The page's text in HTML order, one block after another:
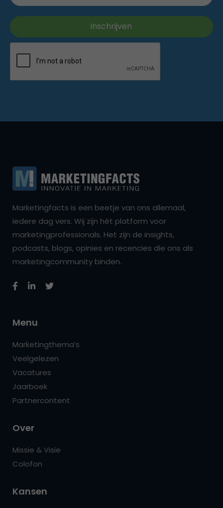
Marketingfacts is een beetje van ons allemaal,
iedere dag vers. Wij zijn hét platform voor
marketingprofessionals. Het zijn de insights,
podcasts, blogs, opinies en recencies die ons als
marketingcommunity binden.
Menu
Marketingthema’s
Veelgelezen
Vacatures
Jaarboek
Partnercontent
Over
Missie & Visie
Colofon
Kansen